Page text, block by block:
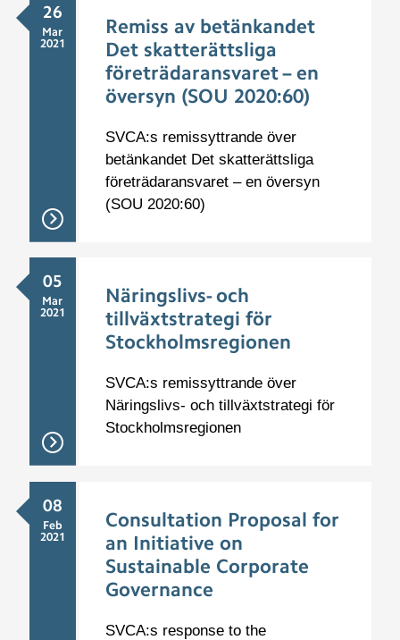
26
Mar
2021
Remiss av betänkandet
Det skatterättsliga
företrädaransvaret – en
översyn (SOU 2020:60)
SVCA:s remissyttrande över
betänkandet Det skatterättsliga
företrädaransvaret – en översyn
(SOU 2020:60)
05
Mar
2021
Näringslivs- och
tillväxtstrategi för
Stockholmsregionen
SVCA:s remissyttrande över
Näringslivs- och tillväxtstrategi för
Stockholmsregionen
08
Feb
2021
Consultation Proposal for
an Initiative on
Sustainable Corporate
Governance
SVCA:s response to the